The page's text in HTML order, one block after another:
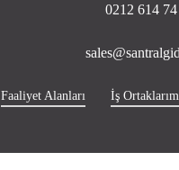
0212 614
Faaliyet Alanları İş